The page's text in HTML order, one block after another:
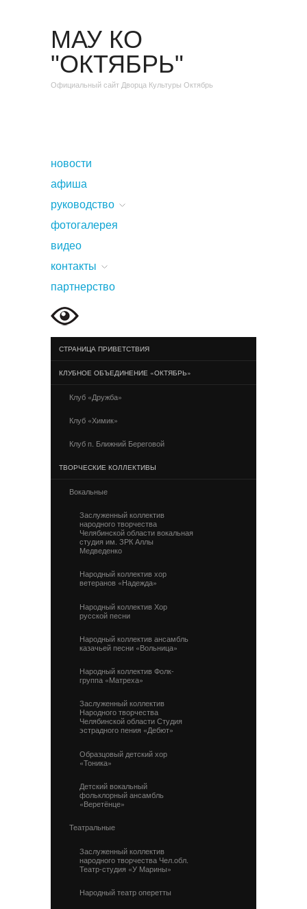
МАУ КО
"ОКТЯБРЬ"
Официальный сайт Дворца Культуры Октябрь
новости
афиша
руководство
фотогалерея
видео
контакты
партнерство
СТРАНИЦА ПРИВЕТСТВИЯ
КЛУБНОЕ ОБЪЕДИНЕНИЕ «ОКТЯБРЬ»
Клуб «Дружба»
Клуб «Химик»
Клуб п. Ближний Береговой
ТВОРЧЕСКИЕ КОЛЛЕКТИВЫ
Вокальные
Заслуженный коллектив
народного творчества
Челябинской области вокальная
студия им. ЗРК Аллы
Медведенко
Народный коллектив хор
ветеранов «Надежда»
Народный коллектив Хор
русской песни
Народный коллектив ансамбль
казачьей песни «Вольница»
Народный коллектив Фолк-
группа «Матреха»
Заслуженный коллектив
Народного творчества
Челябинской области Студия
эстрадного пения «Дебют»
Образцовый детский хор
«Тоника»
Детский вокальный
фольклорный ансамбль
«Веретёнце»
Театральные
Заслуженный коллектив
народного творчества Чел.обл.
Театр-студия «У Марины»
Народный театр оперетты